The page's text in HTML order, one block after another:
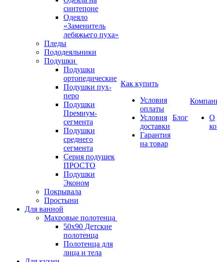
синтепоне
Одеяло
«Заменитель
лебяжьего пуха»
Пледы
Пододеяльники
Подушки
Подушки
ортопедические
Подушки пух-
перо
Подушки
Премиум-
сегмента
Подушки
среднего
сегмента
Серия подушек
ПРОСТО
Подушки
Эконом
Покрывала
Простыни
Для ванной
Махровые полотенца
50х90 Детские
полотенца
Полотенца для
лица и тела
Как купить
Условия
оплаты
Условия
доставки
Гарантия
на товар
Блог
О